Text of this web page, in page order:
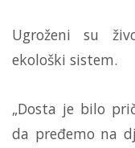
Ugroženi su
ekološki sistem.
„Dosta je bilo
da pređemo na